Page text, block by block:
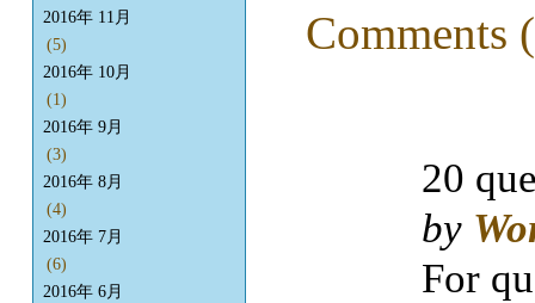
Comments
2016年 11月
(5)
2016年 10月
(1)
2016年 9月
(3)
2016年 8月
(4)
2016年 7月
(6)
2016年 6月
20
by
For